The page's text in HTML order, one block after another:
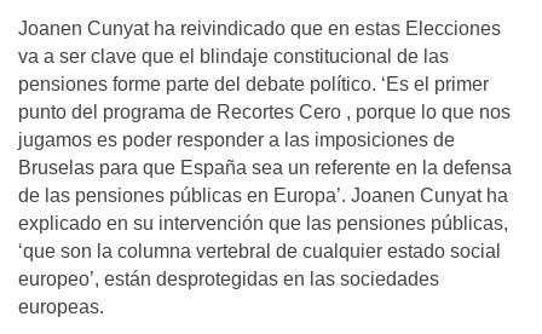
Joanen Cunyat ha reivindicado que en estas Elecciones
va a ser clave que el blindaje constitucional de las
pensiones forme parte del debate político. ‘Es el primer
punto del programa de Recortes Cero , porque lo que nos
jugamos es poder responder a las imposiciones de
Bruselas para que España sea un referente en la defensa
de las pensiones públicas en Europa’. Joanen Cunyat ha
explicado en su intervención que las pensiones públicas,
‘que son la columna vertebral de cualquier estado social
europeo’, están desprotegidas en las sociedades
europeas.